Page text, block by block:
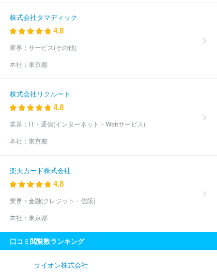
株式会社タマディック
4.8
業界： サービス(その他)
本社： 東京都
株式会社リクルート
4.8
業界： IT・通信(インターネット・Webサービス)
本社： 東京都
楽天カード株式会社
4.8
業界： 金融(クレジット・信販)
本社： 東京都
口コミ閲覧数ランキング
ライオン株式会社